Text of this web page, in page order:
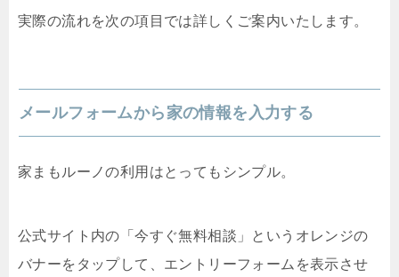
実際の流れを次の項目では詳しくご案内いたします。
メールフォームから家の情報を入力する
家まもルーノの利用はとってもシンプル。
公式サイト内の「今すぐ無料相談」というオレンジの
バナーをタップして、エントリーフォームを表示させ